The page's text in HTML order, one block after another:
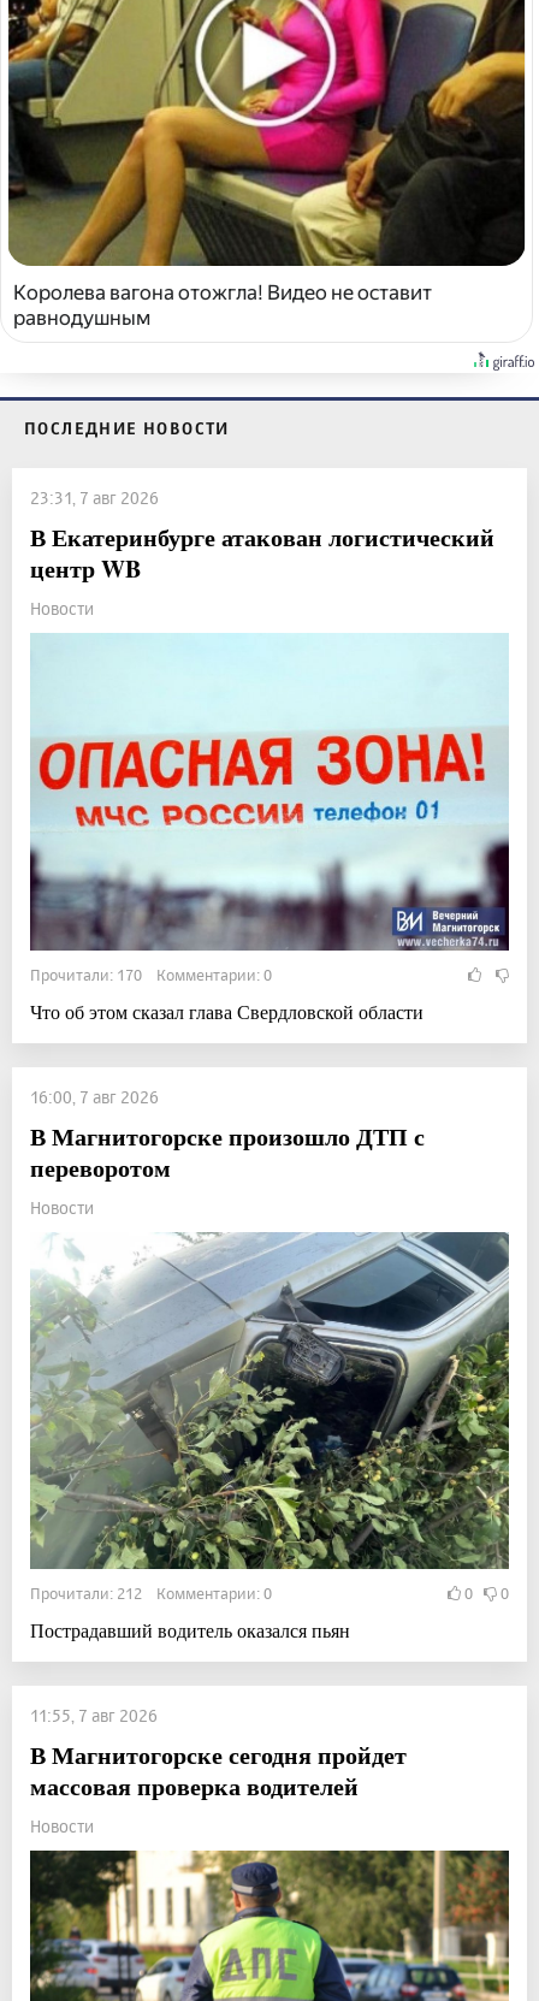
Королева вагона отожгла! Видео не оставит
равнодушным
ПОСЛЕДНИЕ НОВОСТИ
23:31, 7 авг 2026
В Екатеринбурге атакован логистический
центр WB
Новости
Прочитали: 170 Комментарии: 0
Что об этом сказал глава Свердловской области
16:00, 7 авг 2026
В Магнитогорске произошло ДТП с
переворотом
Новости
Прочитали: 212 Комментарии: 0 0 0
Пострадавший водитель оказался пьян
11:55, 7 авг 2026
В Магнитогорске сегодня пройдет
массовая проверка водителей
Новости